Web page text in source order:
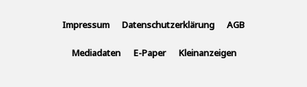
Impressum Datenschutzerklärung AGB
Mediadaten E-Paper Kleinanzeigen